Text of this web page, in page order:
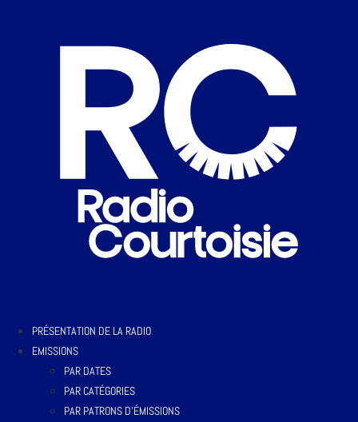
PRÉSENTATION DE LA RADIO
EMISSIONS
PAR DATES
PAR CATÉGORIES
PAR PATRONS D’ÉMISSIONS